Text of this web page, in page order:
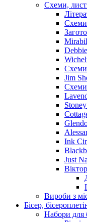
Схеми,
Схеми
Схеми
Jim
Ink
Just
Вироби з
Бісер,
Набори для